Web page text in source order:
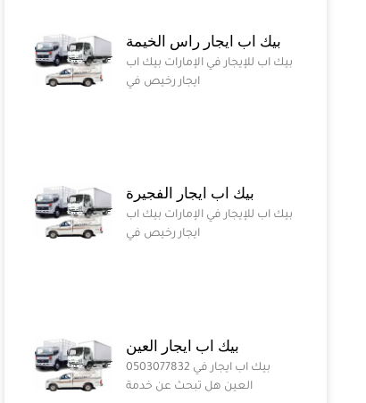
بيك اب ايجار راس الخيمة
بيك اب للإيجار في الإمارات بيك اب
ايجار رخيص في
بيك اب ايجار الفجيرة
بيك اب للإيجار في الإمارات بيك اب
ايجار رخيص في
بيك اب ايجار العين
0503077832 بيك اب ايجار في
العين هل تبحث عن خدمة